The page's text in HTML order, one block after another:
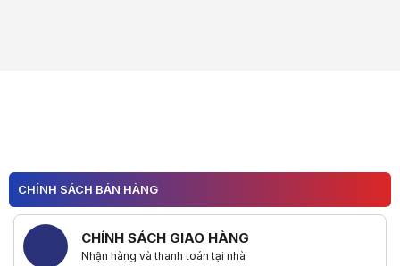
CHÍNH SÁCH BÁN HÀNG
CHÍNH SÁCH GIAO HÀNG
Nhận hàng và thanh toán tại nhà